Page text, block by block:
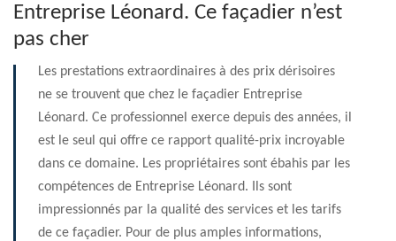
Entreprise Léonard. Ce façadier n’est
pas cher
Les prestations extraordinaires à des prix dérisoires
ne se trouvent que chez le façadier Entreprise
Léonard. Ce professionnel exerce depuis des années, il
est le seul qui offre ce rapport qualité-prix incroyable
dans ce domaine. Les propriétaires sont ébahis par les
compétences de Entreprise Léonard. Ils sont
impressionnés par la qualité des services et les tarifs
de ce façadier. Pour de plus amples informations,